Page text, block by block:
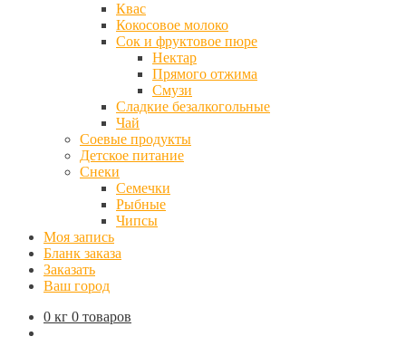
Квас
Кокосовое молоко
Сок и фруктовое пюре
Нектар
Прямого отжима
Смузи
Сладкие безалкогольные
Чай
Соевые продукты
Детское питание
Снеки
Семечки
Рыбные
Чипсы
Моя запись
Бланк заказа
Заказать
Ваш город
0 кг 0 товаров